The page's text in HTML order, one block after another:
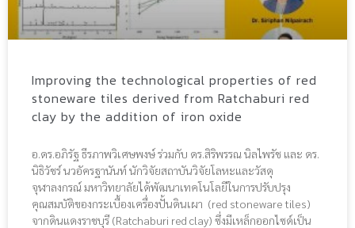
Improving the technological properties of red
stoneware tiles derived from Ratchaburi red
clay by the addition of iron oxide
อ.ดร.อภิรัฐ ธีรภาพวิเศษพงษ์ ร่วมกับ ดร.สิริพรรณ นิลไพรัช และ ดร.
นิธิวัชร์ นวอัครฐานันท์ นักวิจัยสถาบันวิจัยโลหะและวัสดุ
จุฬาลงกรณ์ มหาวิทยาลัยได้พัฒนาเทคโนโลยีในการปรับปรุง
คุณสมบัติของกระเบื้องเครื่องปั้นดินเผา (red stoneware tiles)
จากดินแดงราชบุรี (Ratchaburi red clay) ซึ่งมีเหล็กออกไซด์เป็น